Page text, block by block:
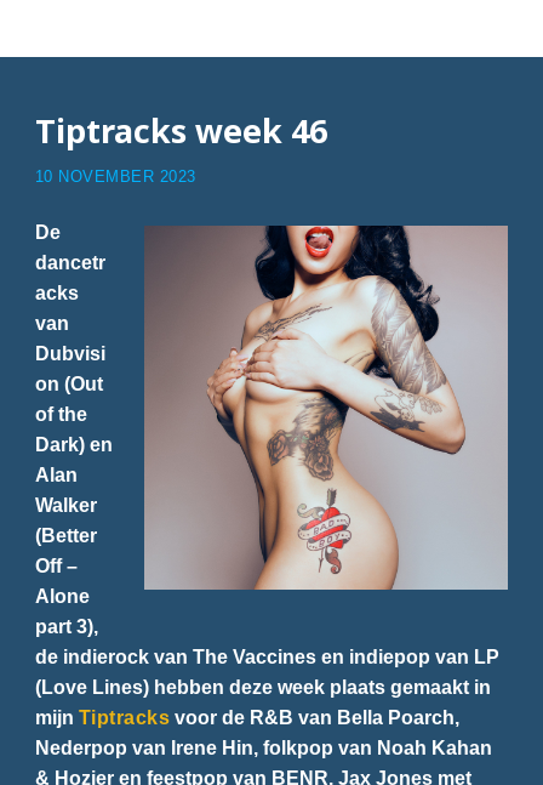
Tiptracks week 46
10 NOVEMBER 2023
De
dancetr
acks
van
Dubvisi
on (Out
of the
Dark) en
Alan
Walker
(Better
Off –
Alone
part 3),
de indierock van The Vaccines en indiepop van LP
(Love Lines) hebben deze week plaats gemaakt in
mijn Tiptracks voor de R&B van Bella Poarch,
Nederpop van Irene Hin, folkpop van Noah Kahan
& Hozier en feestpop van BENR. Jax Jones met